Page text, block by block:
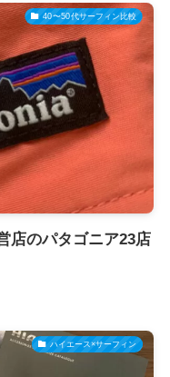
40〜50代サーフィン比較
店のパタゴニア23店
ハイエース×サーフィン